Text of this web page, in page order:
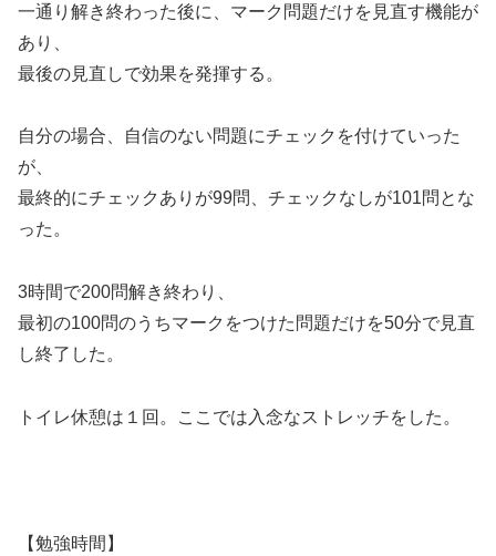
一通り解き終わった後に、マーク問題だけを見直す機能が
あり、
最後の見直しで効果を発揮する。
自分の場合、自信のない問題にチェックを付けていった
が、
最終的にチェックありが99問、チェックなしが101問とな
った。
3時間で200問解き終わり、
最初の100問のうちマークをつけた問題だけを50分で見直
し終了した。
トイレ休憩は１回。ここでは入念なストレッチをした。
【勉強時間】